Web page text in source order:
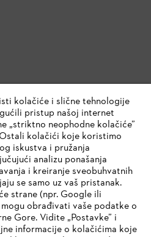
NICHT
kolačiće i slične tehnologije
pristup našoj internet
„striktno neophodne kolačiće”
kolačići koje koristimo
iskustva i pružanja
analizu ponašanja
i kreiranje sveobuhvatnih
se samo uz vaš pristanak.
strane (npr. Google ili
obrađivati vaše podatke o
Gore. Vidite „Postavke” i
informacije o kolačićima koje